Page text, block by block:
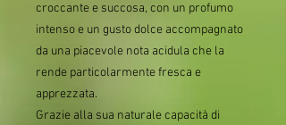
croccante e succosa, con un profumo
intenso e un gusto dolce accompagnato
da una piacevole nota acidula che la
rende particolarmente fresca e
apprezzata.
Grazie alla sua naturale capacità di